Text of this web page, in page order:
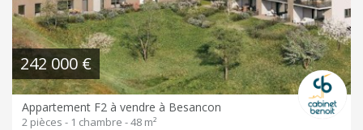
242 000 €
Appartement F2 à vendre à Besancon
2 pièces - 1 chambre - 48 m²